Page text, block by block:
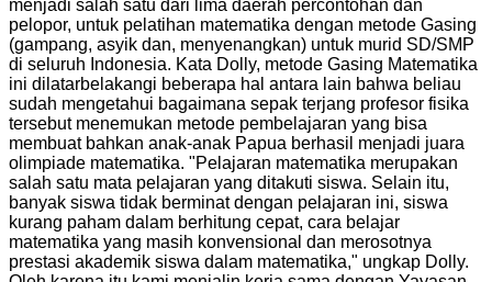
menjadi salah satu dari lima daerah percontohan dan
pelopor, untuk pelatihan matematika dengan metode Gasing
(gampang, asyik dan, menyenangkan) untuk murid SD/SMP
di seluruh Indonesia. Kata Dolly, metode Gasing Matematika
ini dilatarbelakangi beberapa hal antara lain bahwa beliau
sudah mengetahui bagaimana sepak terjang profesor fisika
tersebut menemukan metode pembelajaran yang bisa
membuat bahkan anak-anak Papua berhasil menjadi juara
olimpiade matematika. "Pelajaran matematika merupakan
salah satu mata pelajaran yang ditakuti siswa. Selain itu,
banyak siswa tidak berminat dengan pelajaran ini, siswa
kurang paham dalam berhitung cepat, cara belajar
matematika yang masih konvensional dan merosotnya
prestasi akademik siswa dalam matematika," ungkap Dolly.